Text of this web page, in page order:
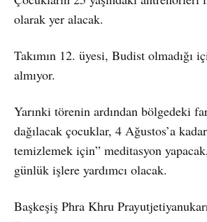
olarak yer alacak.
Takımın 12. üyesi, Budist olmadığı
almıyor.
Yarınki törenin ardından bölgedeki
dağılacak çocuklar, 4 Ağustos’a
temizlemek için” meditasyon
günlük işlere yardımcı olacak.
Başkeşiş Phra Khru